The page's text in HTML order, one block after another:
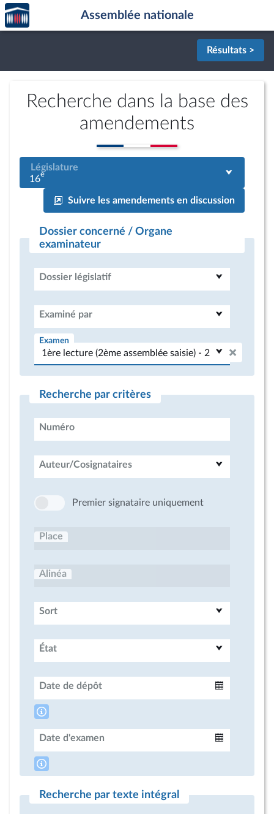
Aller au contenu
Aller en bas de la page
Accèder
à la
page
Assemblée nationale
Résultats >
Recherche dans la base des
amendements
Législature
16e
Suivre les amendements en discussion
Dossier concerné / Organe
examinateur
Dossier législatif
Examiné par
Examen
Recherche par critères
Numéro
Auteur/Cosignataires
Premier signataire uniquement
Place
Alinéa
Sort
État
Date de dépôt
Date d'examen
Recherche par texte intégral